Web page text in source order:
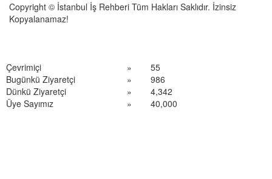
Copyright © İstanbul İş Rehberi Tüm Hakları Saklıdır. İzinsiz
Kopyalanamaz!
Çevrimiçi »
55
Bugünkü Ziyaretçi
»
986
Dünkü Ziyaretçi
»
4,342
Üye Sayımız
» 40,000